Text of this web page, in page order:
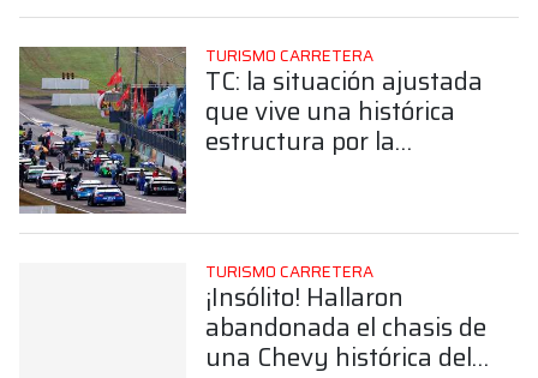
TURISMO CARRETERA
TC: la situación ajustada
que vive una histórica
estructura por la
TURISMO CARRETERA
¡Insólito! Hallaron
abandonada el chasis de
una Chevy histórica del